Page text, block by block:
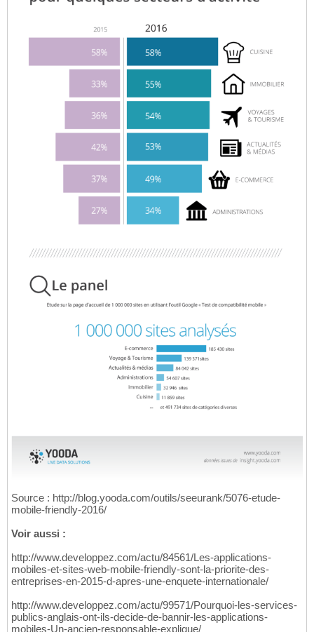
Source : http://blog.yooda.com/outils/seeurank/5076-etude-
mobile-friendly-2016/
Voir aussi :
http://www.developpez.com/actu/84561/Les-applications-
mobiles-et-sites-web-mobile-friendly-sont-la-priorite-des-
entreprises-en-2015-d-apres-une-enquete-internationale/
http://www.developpez.com/actu/99571/Pourquoi-les-services-
publics-anglais-ont-ils-decide-de-bannir-les-applications-
mobiles-Un-ancien-responsable-explique/